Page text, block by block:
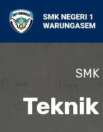
S
k
i
p
SMK